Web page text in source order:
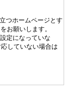
つホームページとす
お願いします。
定になっていな
していない場合は